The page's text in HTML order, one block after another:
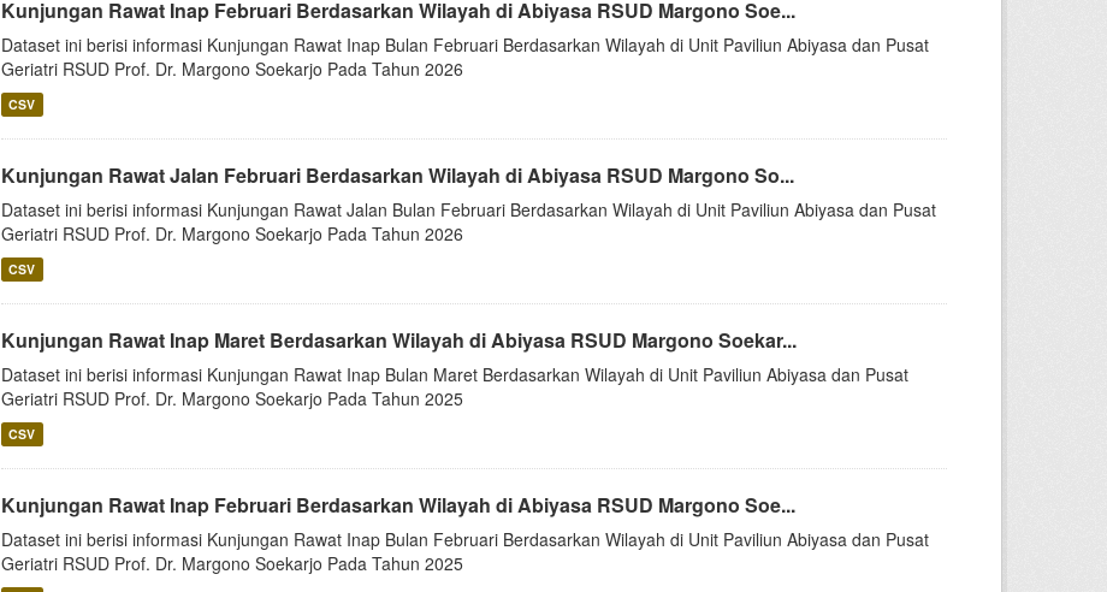
Kunjungan Rawat Inap Februari Berdasarkan Wilayah di Abiyasa RSUD Margono Soe...
Dataset ini berisi informasi Kunjungan Rawat Inap Bulan Februari Berdasarkan Wilayah di Unit Paviliun Abiyasa dan Pusat
Geriatri RSUD Prof. Dr. Margono Soekarjo Pada Tahun 2026
CSV
Kunjungan Rawat Jalan Februari Berdasarkan Wilayah di Abiyasa RSUD Margono So...
Dataset ini berisi informasi Kunjungan Rawat Jalan Bulan Februari Berdasarkan Wilayah di Unit Paviliun Abiyasa dan Pusat
Geriatri RSUD Prof. Dr. Margono Soekarjo Pada Tahun 2026
CSV
Kunjungan Rawat Inap Maret Berdasarkan Wilayah di Abiyasa RSUD Margono Soekar...
Dataset ini berisi informasi Kunjungan Rawat Inap Bulan Maret Berdasarkan Wilayah di Unit Paviliun Abiyasa dan Pusat
Geriatri RSUD Prof. Dr. Margono Soekarjo Pada Tahun 2025
CSV
Kunjungan Rawat Inap Februari Berdasarkan Wilayah di Abiyasa RSUD Margono Soe...
Dataset ini berisi informasi Kunjungan Rawat Inap Bulan Februari Berdasarkan Wilayah di Unit Paviliun Abiyasa dan Pusat
Geriatri RSUD Prof. Dr. Margono Soekarjo Pada Tahun 2025